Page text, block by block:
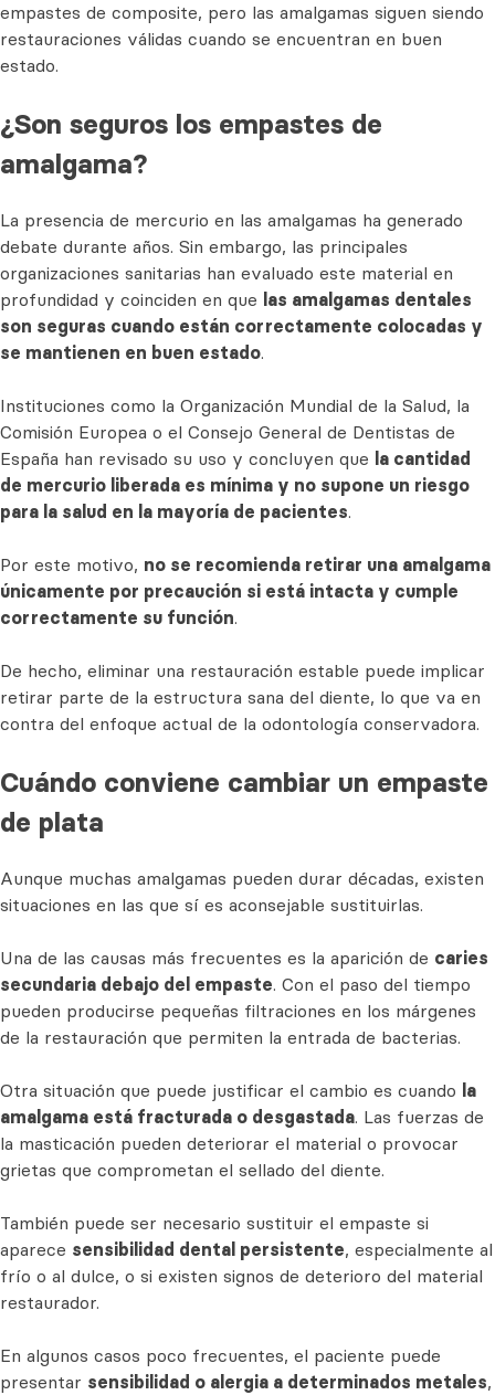
empastes de composite, pero las amalgamas siguen siendo
restauraciones válidas cuando se encuentran en buen
estado.
¿Son seguros los empastes de
amalgama?
La presencia de mercurio en las amalgamas ha generado
debate durante años. Sin embargo, las principales
organizaciones sanitarias han evaluado este material en
profundidad y coinciden en que las amalgamas dentales
son seguras cuando están correctamente colocadas y
se mantienen en buen estado.
Instituciones como la Organización Mundial de la Salud, la
Comisión Europea o el Consejo General de Dentistas de
España han revisado su uso y concluyen que la cantidad
de mercurio liberada es mínima y no supone un riesgo
para la salud en la mayoría de pacientes.
Por este motivo, no se recomienda retirar una amalgama
únicamente por precaución si está intacta y cumple
correctamente su función.
De hecho, eliminar una restauración estable puede implicar
retirar parte de la estructura sana del diente, lo que va en
contra del enfoque actual de la odontología conservadora.
Cuándo conviene cambiar un empaste
de plata
Aunque muchas amalgamas pueden durar décadas, existen
situaciones en las que sí es aconsejable sustituirlas.
Una de las causas más frecuentes es la aparición de caries
secundaria debajo del empaste. Con el paso del tiempo
pueden producirse pequeñas filtraciones en los márgenes
de la restauración que permiten la entrada de bacterias.
Otra situación que puede justificar el cambio es cuando la
amalgama está fracturada o desgastada. Las fuerzas de
la masticación pueden deteriorar el material o provocar
grietas que comprometan el sellado del diente.
También puede ser necesario sustituir el empaste si
aparece sensibilidad dental persistente, especialmente al
frío o al dulce, o si existen signos de deterioro del material
restaurador.
En algunos casos poco frecuentes, el paciente puede
presentar sensibilidad o alergia a determinados metales,